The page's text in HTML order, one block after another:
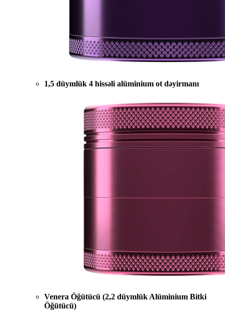
1,5 düymlük 4 hissəli alüminium ot dəyirmanı
Venera Öğütücü (2,2 düymlük Alüminium Bitki
Öğütücü)